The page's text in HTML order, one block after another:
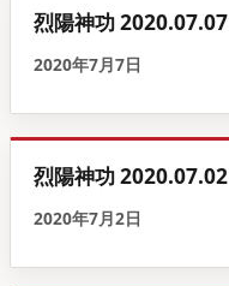
烈陽神功 2020.07.07
2020年7月7日
烈陽神功 2020.07.02
2020年7月2日